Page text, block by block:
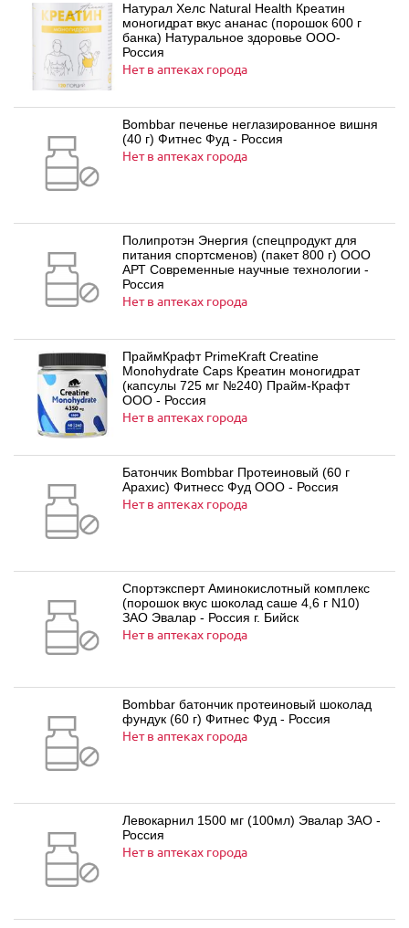
Натурал Хелс Natural Health Креатин
моногидрат вкус ананас (порошок 600 г
банка) Натуральное здоровье ООО-
Россия
Нет в аптеках города
Bombbar печенье неглазированное вишня
(40 г) Фитнес Фуд - Россия
Нет в аптеках города
Полипротэн Энергия (спецпродукт для
питания спортсменов) (пакет 800 г) ООО
АРТ Современные научные технологии -
Россия
Нет в аптеках города
ПраймКрафт PrimeKraft Creatine
Monohydrate Caps Креатин моногидрат
(капсулы 725 мг №240) Прайм-Крафт
ООО - Россия
Нет в аптеках города
Батончик Bombbar Протеиновый (60 г
Арахис) Фитнесс Фуд ООО - Россия
Нет в аптеках города
Спортэксперт Аминокислотный комплекс
(порошок вкус шоколад саше 4,6 г N10)
ЗАО Эвалар - Россия г. Бийск
Нет в аптеках города
Bombbar батончик протеиновый шоколад
фундук (60 г) Фитнес Фуд - Россия
Нет в аптеках города
Левокарнил 1500 мг (100мл) Эвалар ЗАО -
Россия
Нет в аптеках города